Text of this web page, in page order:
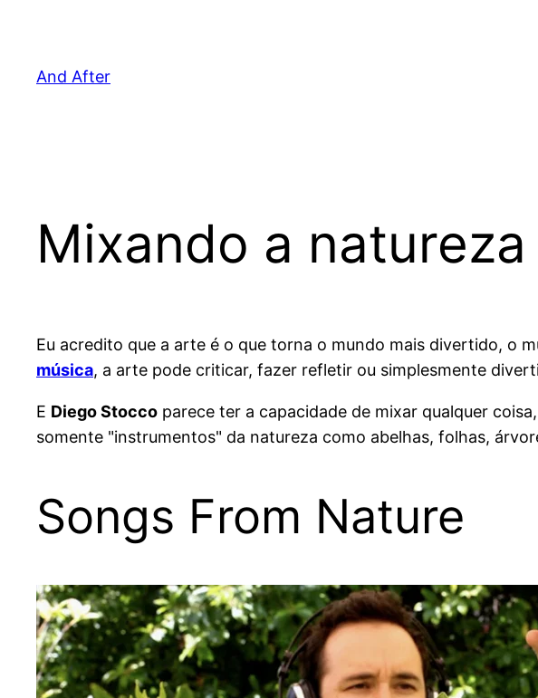
And After
Mixando a natureza
Eu acredito que a arte é o que torna o mundo mais divertido, o
música, a arte pode criticar, fazer refletir ou simplesmente
E Diego Stocco parece ter a capacidade de mixar qualquer
somente "instrumentos" da natureza como abelhas, folhas,
Songs From Nature